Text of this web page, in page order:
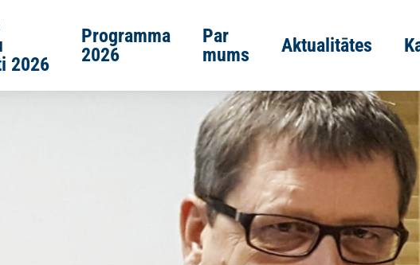
2026
Programma
2026
Par
mums
Aktualitātes